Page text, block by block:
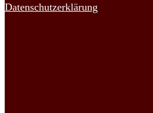
Datenschutzerklärung